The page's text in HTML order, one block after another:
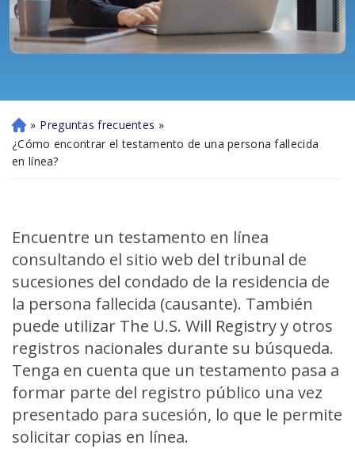
Ini
ci
o
» Preguntas frecuentes »
¿Cómo encontrar el testamento de una persona fallecida
en línea?
Encuentre un testamento en línea
consultando el sitio web del tribunal de
sucesiones del condado de la residencia de
la persona fallecida (causante). También
puede utilizar The U.S. Will Registry y otros
registros nacionales durante su búsqueda.
Tenga en cuenta que un testamento pasa a
formar parte del registro público una vez
presentado para sucesión, lo que le permite
solicitar copias en línea.